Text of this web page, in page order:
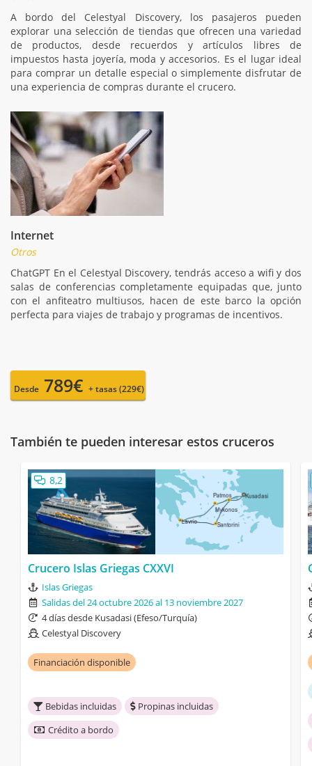
A bordo del Celestyal Discovery, los pasajeros pueden
explorar una selección de tiendas que ofrecen una variedad
de productos, desde recuerdos y artículos libres de
impuestos hasta joyería, moda y accesorios. Es el lugar ideal
para comprar un detalle especial o simplemente disfrutar de
una experiencia de compras durante el crucero.
Internet
Otros
ChatGPT En el Celestyal Discovery, tendrás acceso a wifi y dos
salas de conferencias completamente equipadas que, junto
con el anfiteatro multiusos, hacen de este barco la opción
perfecta para viajes de trabajo y programas de incentivos.
Desde 789€ + tasas (229€)
También te pueden interesar estos cruceros
8,2
Crucero Islas Griegas CXXVI
Islas Griegas
Salidas del 24 octubre 2026 al 13 noviembre 2027
4 días desde Kusadasi (Efeso/Turquía)
Celestyal Discovery
Financiación disponible
Bebidas incluidas
Propinas incluidas
Crédito a bordo